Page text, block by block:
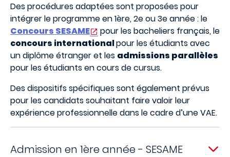
Des procédures adaptées sont proposées pour
intégrer le programme en 1ère, 2e ou 3e année : le
Concours SESAME
pour les bacheliers français, le
concours internationalpour les étudiants avec
un diplôme étranger et les admissions parallèles
pour les étudiants en cours de cursus.
Des dispositifs spécifiques sont également prévus
pour les candidats souhaitant faire valoir leur
expérience professionnelle dans le cadre d’une VAE.
Admission en 1ère année - SESAME